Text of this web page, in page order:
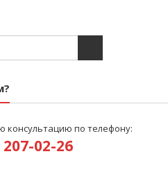
консультацию по телефону:
207-02-26